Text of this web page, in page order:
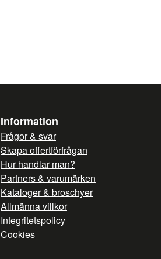
Information
Frågor & svar
Skapa offertförfrågan
Hur handlar man?
Partners & varumärken
Kataloger & broschyer
Allmänna villkor
Integritetspolicy
Cookies